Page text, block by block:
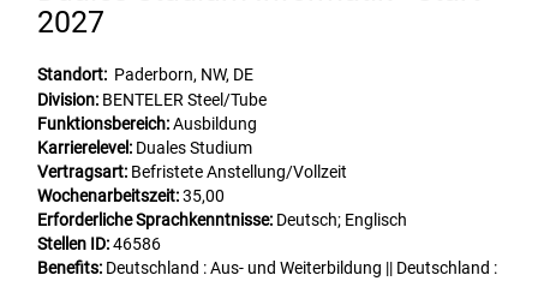
2027
Standort: Paderborn, NW, DE
Division: BENTELER Steel/Tube
Funktionsbereich:Ausbildung
Karrierelevel: Duales Studium
Vertragsart: Befristete Anstellung/Vollzeit
Wochenarbeitszeit:35,00
Erforderliche Sprachkenntnisse: Deutsch; Englisch
Stellen ID:46586
Benefits: Deutschland : Aus- und Weiterbildung || Deutschland :